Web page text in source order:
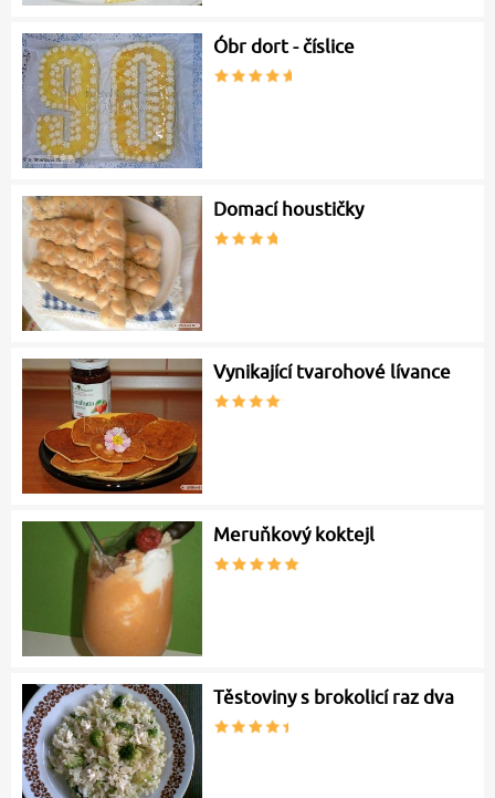
Óbr dort - číslice
Domací houstičky
Vynikající tvarohové lívance
Meruňkový koktejl
Těstoviny s brokolicí raz dva